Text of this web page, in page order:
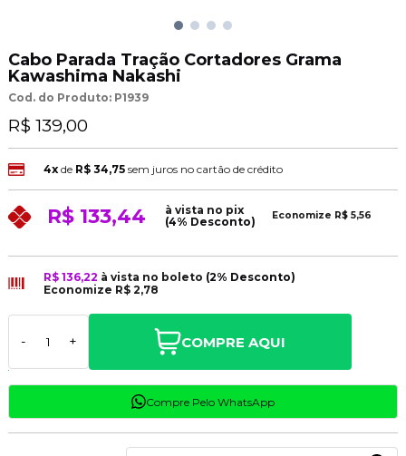
Cabo Parada Tração Cortadores Grama
Kawashima Nakashi
Cod. do Produto: P1939
R$ 139,00
4xde R$ 34,75 sem juros no cartão de crédito
R$ 133,44
à vista no pix
(4% Desconto)
Economize R$ 5,56
R$ 136,22 à vista no boleto (2% Desconto)
Economize R$ 2,78
- + COMPRE AQUI
Compre Pelo WhatsApp